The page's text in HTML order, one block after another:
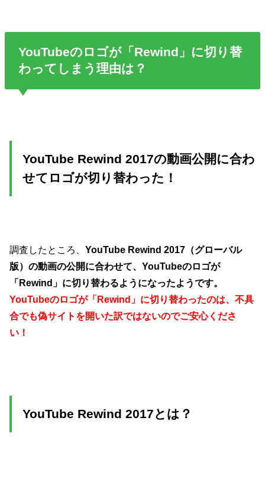
YouTubeのロゴが「Rewind」に切り替
わってしまう理由は？
YouTube Rewind 2017の動画公開に合わ
せてロゴが切り替わった！
調査したところ、YouTube Rewind 2017（グローバル
版）の動画の公開に合わせて、YouTubeのロゴが
「Rewind」に切り替わるようになったようです。
YouTubeのロゴが「Rewind」に切り替わったのは、不具
合でも偽サイトを開いた訳ではないのでご安心くださ
い！
YouTube Rewind 2017とは？